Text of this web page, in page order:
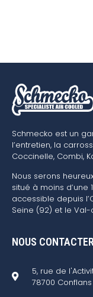
Schmecko est un
l’entretien, la
Coccinelle, Combi,
Nous serons
situé à moins d’une
accessible depuis
Seine (92) et le Val-
NOUS CONTACTER
5, rue de
78700